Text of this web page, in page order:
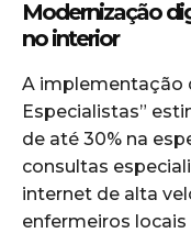
Modernização
no interior
A implementação
Especialistas”
de até 30% na
consultas
internet de alta
enfermeiros